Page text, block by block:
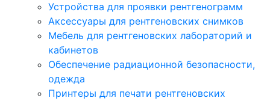
Устройства для проявки рентгенограмм
Аксессуары для рентгеновских снимков
Мебель для рентгеновских лабораторий и
кабинетов
Обеспечение радиационной безопасности,
одежда
Принтеры для печати рентгеновских